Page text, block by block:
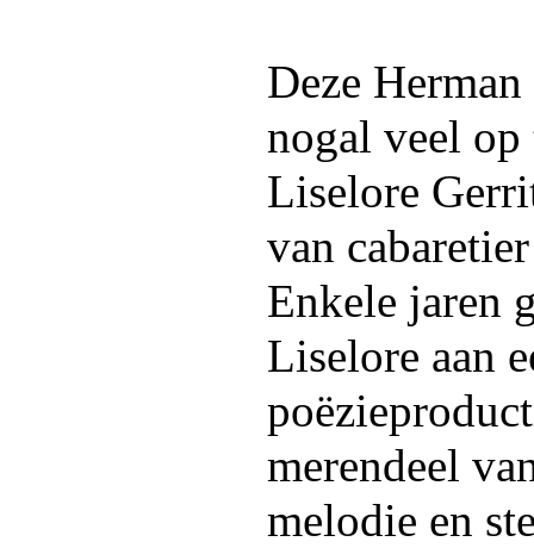
Deze
nogal veel op
Liselore
van
Enkele jaren
Liselore aan
merendeel
melodie en